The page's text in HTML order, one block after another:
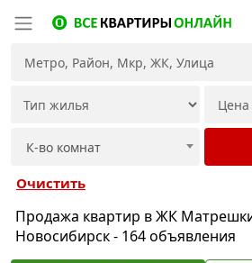
Очистить
Продажа квартир в ЖК
Новосибирск - 164 объявления